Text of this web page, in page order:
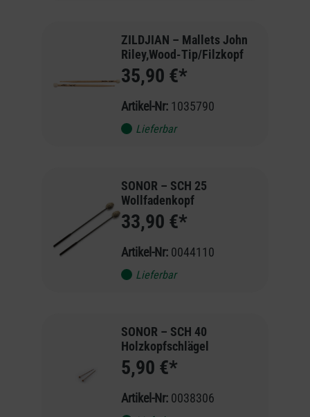
ZILDJIAN – Mallets John
Riley,Wood-Tip/Filzkopf
35,90 €*
Artikel-Nr: 1035790
Lieferbar
SONOR – SCH 25
Wollfadenkopf
33,90 €*
Artikel-Nr: 0044110
Lieferbar
SONOR – SCH 40
Holzkopfschlägel
5,90 €*
Artikel-Nr: 0038306